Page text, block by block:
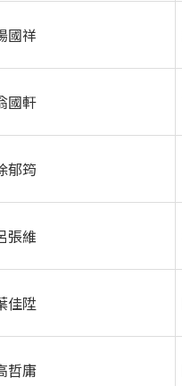
國祥
國軒
郁筠
張維
佳陞
哲庸